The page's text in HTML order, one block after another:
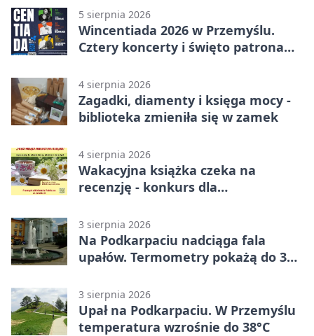
5 sierpnia 2026
Wincentiada 2026 w Przemyślu.
Cztery koncerty i święto patrona
4 sierpnia 2026
Zagadki, diamenty i księga mocy -
biblioteka zmieniła się w zamek
4 sierpnia 2026
Wakacyjna książka czeka na
recenzję - konkurs dla
3 sierpnia 2026
Na Podkarpaciu nadciąga fala
upałów. Termometry pokażą do 36
3 sierpnia 2026
Upał na Podkarpaciu. W Przemyślu
temperatura wzrośnie do 38°C